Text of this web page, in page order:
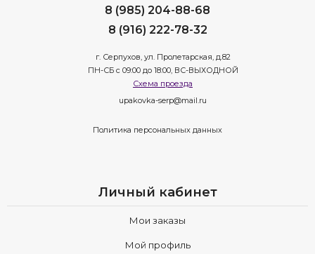
8 (985) 204-88-68
8 (916) 222-78-32
г. Серпухов, ул. Пролетарская, д.82
ПН-СБ с 09:00 до 18:00, ВС-ВЫХОДНОЙ
Схема проезда
upakovka-serp@mail.ru
Политика персональных данных
Личный кабинет
Мои заказы
Мой профиль